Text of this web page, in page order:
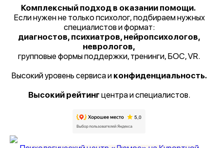
Комплексный подход в оказании помощи.
Если нужен не только психолог, подбираем нужных
специалистов и формат:
диагностов, психиатров, нейропсихологов,
неврологов,
групповые формы поддержки, тренинги, БОС, VR.
Высокий уровень сервиса и конфиденциальность.
Высокий рейтинг центра и специалистов.